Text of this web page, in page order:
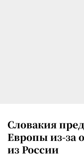
Словакия
Европы из-за
из России